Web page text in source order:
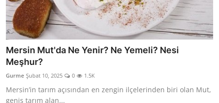
Şehirler
Helal Gıda & Dini Hükümler
Gıda Güvenliği & Bilimi
Kalori & Diyet Rehberi
Mutfak Püf Noktaları & İpuçları
Mersin Mut'da Ne Yenir? Ne Yemeli? Nesi
Meşhur?
Gurme Şubat 10, 2025 0 1.5K
Mersin’in tarım açısından en zengin ilçelerinden biri olan Mut,
geniş tarım alan...